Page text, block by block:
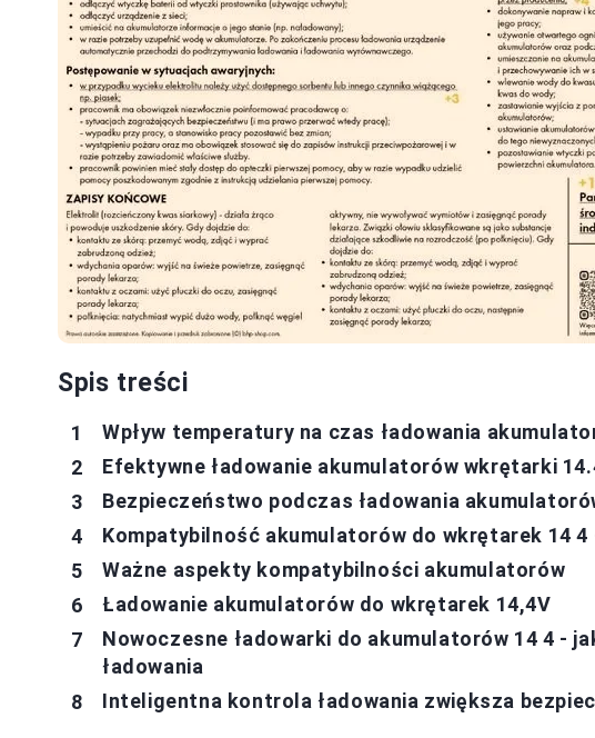
Spis treści
Wpływ temperatury na czas ładowania
Efektywne ładowanie akumulatorów wkrętarki
Bezpieczeństwo podczas ładowania
Kompatybilność akumulatorów do wkrętarek 14 4
Ważne aspekty kompatybilności akumulatorów
Ładowanie akumulatorów do wkrętarek 14,4V
Nowoczesne ładowarki do akumulatorów 14 4 -
ładowania
Inteligentna kontrola ładowania zwiększa